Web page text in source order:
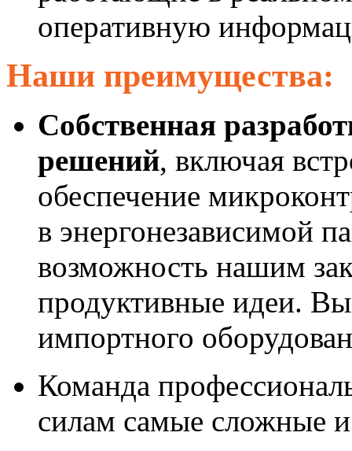
оперативную
Наши преимущества:
Собственная
решений, включая
обеспечение
в энергонезависимой
возможность нашим
продуктивные идеи.
импортного
Команда
силам самые сложные